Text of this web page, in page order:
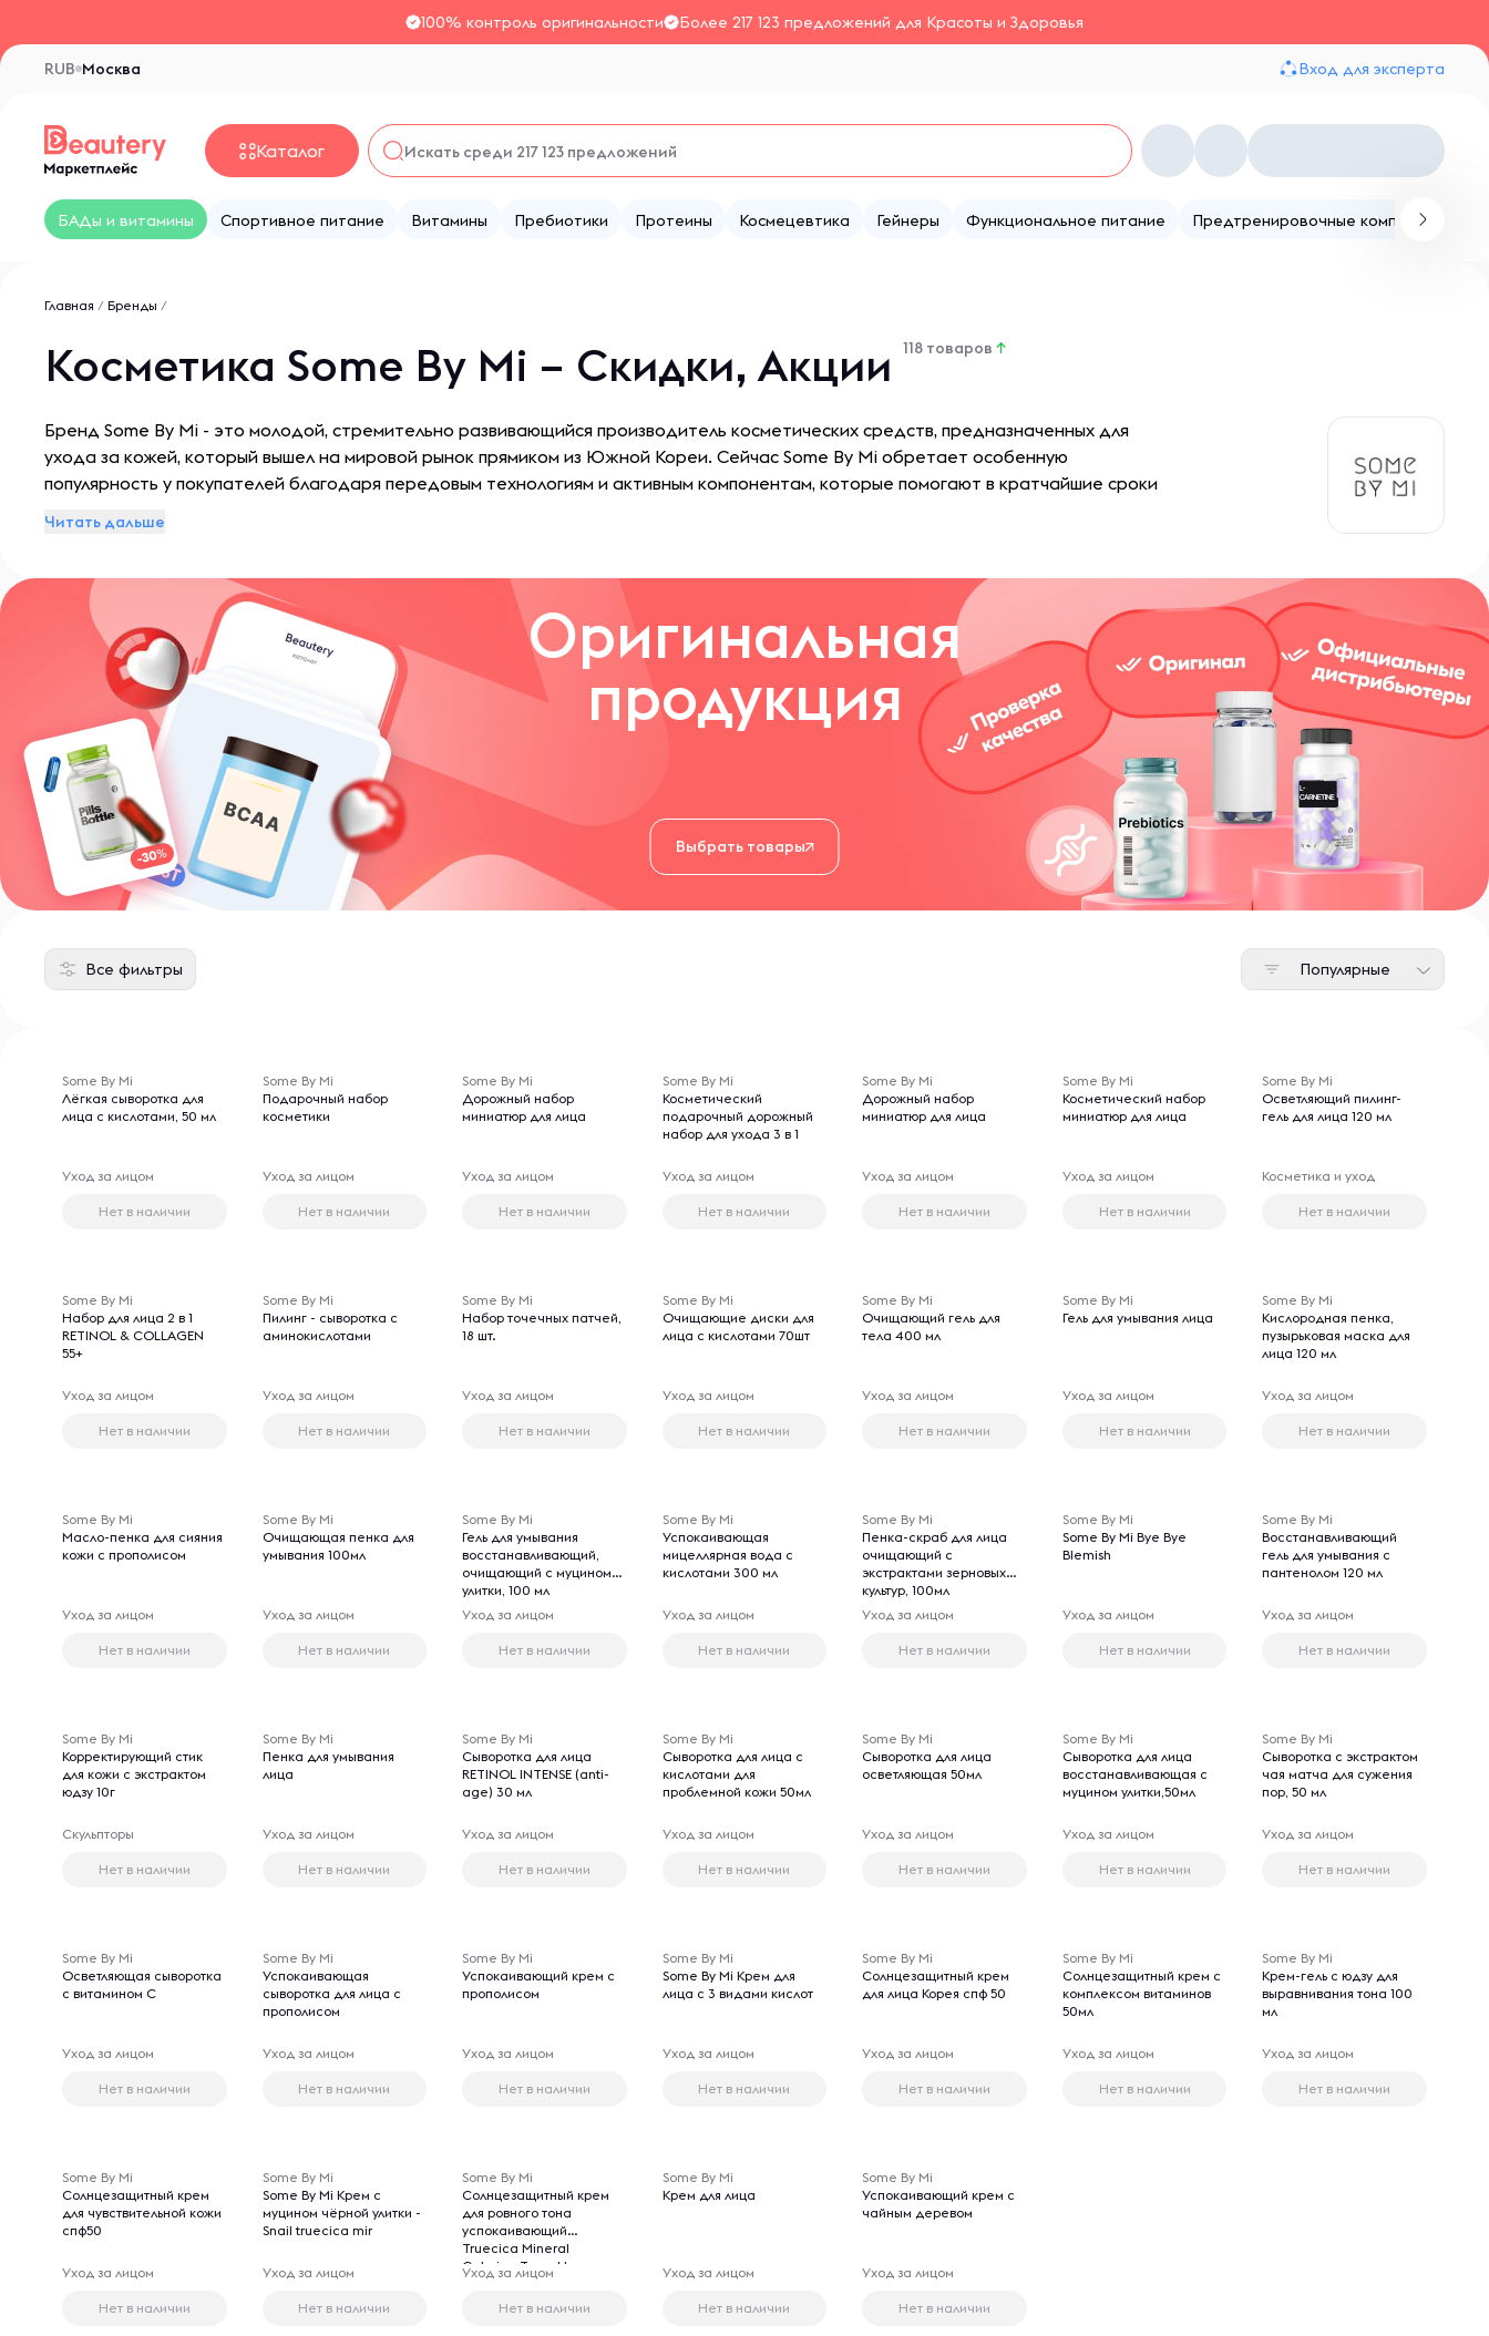
100% контроль оригинальности Более 217 123 предложений для Красоты и Здоровья
Москва
RUB Вход для эксперта
Каталог
БАДы и витамины Спортивное питание Витамины Пребиотики Протеины Космецевтика Гейнеры Функциональное питание Предтренировочные комплексы
Главная / Бренды /
Косметика Some By Mi – Скидки, Акции 118 товаров ↑
Бренд Some By Mi - это молодой, стремительно развивающийся производитель косметических средств, предназначенных для
ухода за кожей, который вышел на мировой рынок прямиком из Южной Кореи. Сейчас Some By Mi обретает особенную
популярность у покупателей благодаря передовым технологиям и активным компонентам, которые помогают в кратчайшие сроки
Читать дальше
Оригинальная
продукция
Выбрать товары
Все фильтры Популярные
Some By Mi
Лёгкая сыворотка для
лица с кислотами, 50 мл
Уход за лицом
Нет в наличии
Some By Mi
Подарочный набор
косметики
Уход за лицом
Нет в наличии
Some By Mi
Дорожный набор
миниатюр для лица
Уход за лицом
Нет в наличии
Some By Mi
Косметический
подарочный дорожный
набор для ухода 3 в 1
Уход за лицом
Нет в наличии
Some By Mi
Дорожный набор
миниатюр для лица
Уход за лицом
Нет в наличии
Some By Mi
Косметический набор
миниатюр для лица
Уход за лицом
Нет в наличии
Some By Mi
Осветляющий пилинг-
гель для лица 120 мл
Косметика и уход
Нет в наличии
Some By Mi
Набор для лица 2 в 1
RETINOL & COLLAGEN
55+
Уход за лицом
Нет в наличии
Some By Mi
Пилинг - сыворотка с
аминокислотами
Уход за лицом
Нет в наличии
Some By Mi
Набор точечных патчей,
18 шт.
Уход за лицом
Нет в наличии
Some By Mi
Очищающие диски для
лица с кислотами 70шт
Уход за лицом
Нет в наличии
Some By Mi
Очищающий гель для
тела 400 мл
Уход за лицом
Нет в наличии
Some By Mi
Гель для умывания лица
Уход за лицом
Нет в наличии
Some By Mi
Кислородная пенка,
пузырьковая маска для
лица 120 мл
Уход за лицом
Нет в наличии
Some By Mi
Масло-пенка для сияния
кожи с прополисом
Уход за лицом
Нет в наличии
Some By Mi
Очищающая пенка для
умывания 100мл
Уход за лицом
Нет в наличии
Some By Mi
Гель для умывания
восстанавливающий,
очищающий с муцином
улитки, 100 мл
Уход за лицом
Нет в наличии
Some By Mi
Успокаивающая
мицеллярная вода с
кислотами 300 мл
Уход за лицом
Нет в наличии
Some By Mi
Пенка-скраб для лица
очищающий с
экстрактами зерновых
культур, 100мл
Уход за лицом
Нет в наличии
Some By Mi
Some By Mi Bye Bye
Blemish
Уход за лицом
Нет в наличии
Some By Mi
Восстанавливающий
гель для умывания с
пантенолом 120 мл
Уход за лицом
Нет в наличии
Some By Mi
Корректирующий стик
для кожи с экстрактом
юдзу 10г
Скульпторы
Нет в наличии
Some By Mi
Пенка для умывания
лица
Уход за лицом
Нет в наличии
Some By Mi
Сыворотка для лица
RETINOL INTENSE (anti-
age) 30 мл
Уход за лицом
Нет в наличии
Some By Mi
Сыворотка для лица с
кислотами для
проблемной кожи 50мл
Уход за лицом
Нет в наличии
Some By Mi
Cыворотка для лица
осветляющая 50мл
Уход за лицом
Нет в наличии
Some By Mi
Сыворотка для лица
восстанавливающая с
муцином улитки,50мл
Уход за лицом
Нет в наличии
Some By Mi
Сыворотка с экстрактом
чая матча для сужения
пор, 50 мл
Уход за лицом
Нет в наличии
Some By Mi
Осветляющая сыворотка
с витамином С
Уход за лицом
Нет в наличии
Some By Mi
Успокаивающая
сыворотка для лица с
прополисом
Уход за лицом
Нет в наличии
Some By Mi
Успокаивающий крем с
прополисом
Уход за лицом
Нет в наличии
Some By Mi
Some By Mi Крем для
лица с 3 видами кислот
Уход за лицом
Нет в наличии
Some By Mi
Солнцезащитный крем
для лица Корея спф 50
Уход за лицом
Нет в наличии
Some By Mi
Солнцезащитный крем с
комплексом витаминов
50мл
Уход за лицом
Нет в наличии
Some By Mi
Крем-гель с юдзу для
выравнивания тона 100
мл
Уход за лицом
Нет в наличии
Some By Mi
Солнцезащитный крем
для чувствительной кожи
спф50
Уход за лицом
Нет в наличии
Some By Mi
Some By Mi Крем с
муцином чёрной улитки -
Snail truecica mir
Уход за лицом
Нет в наличии
Some By Mi
Солнцезащитный крем
для ровного тона
успокаивающий
Truecica Mineral
Calming Tone-Up
Sunscreen 50 PA++++
Уход за лицом
Нет в наличии
Some By Mi
Крем для лица
Уход за лицом
Нет в наличии
Some By Mi
Успокаивающий крем с
чайным деревом
Уход за лицом
Нет в наличии